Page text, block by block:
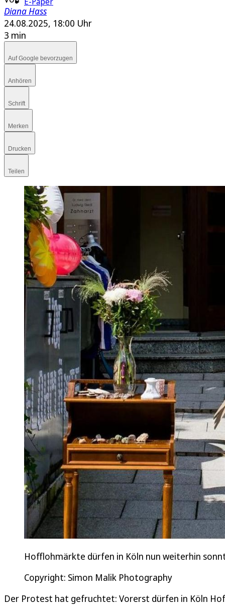
Diana Hass
24.08.2025, 18:00 Uhr
3 min
Auf Google bevorzugen
Anhören
Schrift
Merken
Drucken
Teilen
Hofflohmärkte dürfen in Köln nun weiterhin
Copyright: Simon Malik Photography
Der Protest hat gefruchtet: Vorerst dürfen in Köln